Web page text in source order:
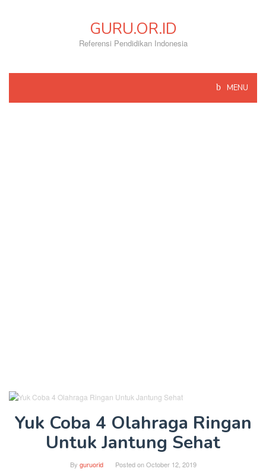
GURU.OR.ID
Referensi Pendidikan Indonesia
MENU
Yuk Coba 4 Olahraga Ringan
Untuk Jantung Sehat
By guruorid Posted onOctober 12, 2019